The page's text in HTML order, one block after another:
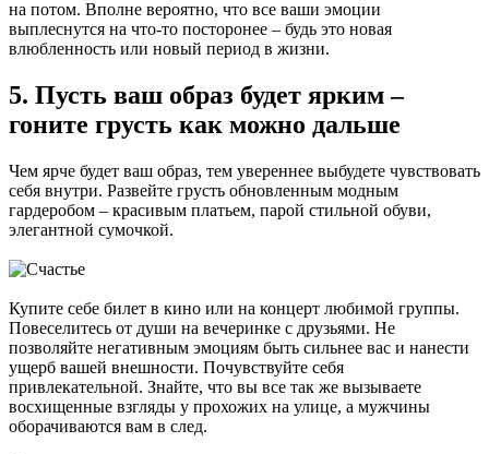
на потом. Вполне вероятно, что все ваши эмоции
выплеснутся на что-то посторонее – будь это новая
влюбленность или новый период в жизни.
5. Пусть ваш образ будет ярким –
гоните грусть как можно дальше
Чем ярче будет ваш образ, тем увереннее выбудете чувствовать
себя внутри. Развейте грусть обновленным модным
гардеробом – красивым платьем, парой стильной обуви,
элегантной сумочкой.
Купите себе билет в кино или на концерт любимой группы.
Повеселитесь от души на вечеринке с друзьями. Не
позволяйте негативным эмоциям быть сильнее вас и нанести
ущерб вашей внешности. Почувствуйте себя
привлекательной. Знайте, что вы все так же вызываете
восхищенные взгляды у прохожих на улице, а мужчины
оборачиваются вам в след.